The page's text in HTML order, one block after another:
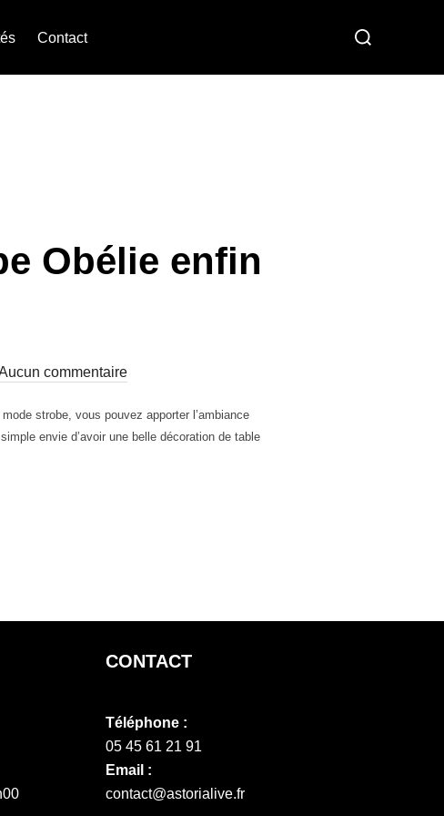
Contact
Obélie enfin
commentaire
strobe, vous pouvez apporter l’ambiance
envie d’avoir une belle décoration de table
CONTACT
Téléphone :
05 45 61 21 91
Email :
contact@astorialive.fr